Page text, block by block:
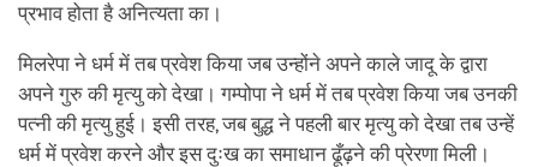
प्रभाव होता है अनित्यता का।
मिलरेपा ने धर्म में तब प्रवेश किया जब उन्होंने अपने काले जादू के द्वारा
अपने गुरु की मृत्यु को देखा। गम्पोपा ने धर्म में तब प्रवेश किया जब उनकी
पत्नी की मृत्यु हुई। इसी तरह, जब बुद्ध ने पहली बार मृत्यु को देखा तब उन्हें
धर्म में प्रवेश करने और इस दुःख का समाधान ढूँढ़ने की प्रेरणा मिली।